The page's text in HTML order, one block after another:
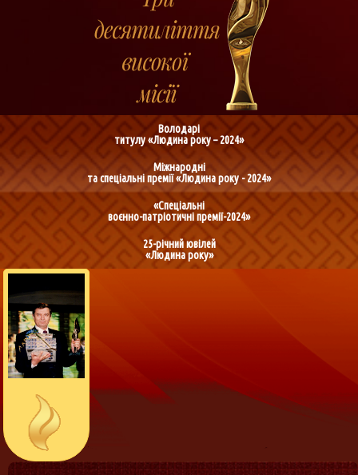
Володарі
титулу «Людина року – 2024»
Міжнародні
та спеціальні премії «Людина року - 2024»
«Спеціальні
воєнно-патріотичні премії-2024»
25-річний ювілей
«Людина року»